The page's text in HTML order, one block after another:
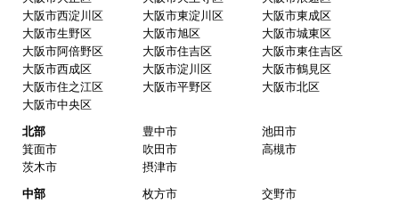
大阪市西淀川区
大阪市東淀川区
大阪市東成区
大阪市生野区
大阪市旭区
大阪市城東区
大阪市阿倍野区
大阪市住吉区
大阪市東住吉区
大阪市西成区
大阪市淀川区
大阪市鶴見区
大阪市住之江区
大阪市平野区
大阪市北区
大阪市中央区
北部
豊中市
池田市
箕面市
吹田市
高槻市
茨木市
摂津市
中部
枚方市
交野市